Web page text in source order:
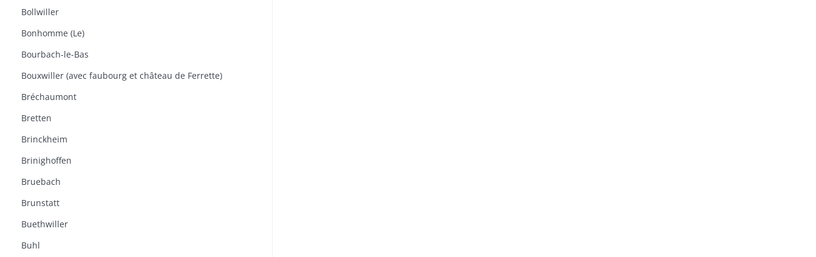
Bollwiller
Bonhomme (Le)
Bourbach-le-Bas
Bouxwiller (avec faubourg et château de Ferrette)
Bréchaumont
Bretten
Brinckheim
Brinighoffen
Bruebach
Brunstatt
Buethwiller
Buhl